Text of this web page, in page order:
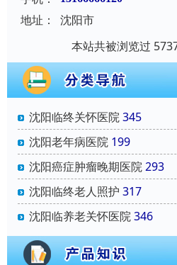
地址：
沈阳市
本站共被浏览过
沈阳临终关怀医院345
沈阳老年病医院 199
沈阳癌症肿瘤晚期医院293
沈阳临终老人照护 317
沈阳临养老关怀医院346